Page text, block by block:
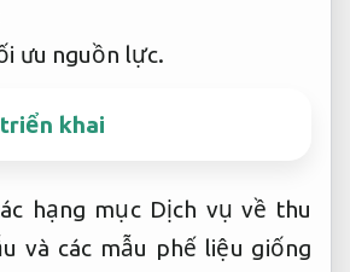
ưu nguồn lực.
khai
hạng mục Dịch vụ về thu
và các mẫu phế liệu giống